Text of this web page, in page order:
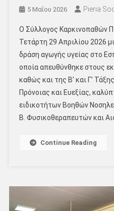
5 Μαΐου 2026 Pieria
Ο Σύλλογος Καρκινοπαθών
Τετάρτη 29 Απριλίου 2026
δράση αγωγής υγείας στο
οποία απευθύνθηκε στους
καθώς και της Β’ και Γ’
Πρόνοιας και Ευεξίας,
ειδικοτήτων Βοηθών
Β. Φυσικοθεραπευτών και
Continue Reading